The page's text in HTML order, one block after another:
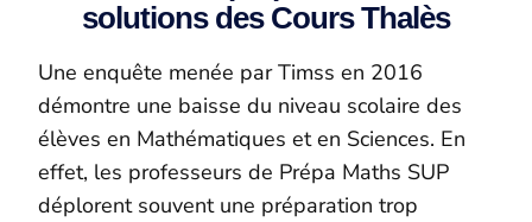
solutions des Cours Thalès
Une enquête menée par Timss en 2016
démontre une baisse du niveau scolaire des
élèves en Mathématiques et en Sciences. En
effet, les professeurs de Prépa Maths SUP
déplorent souvent une préparation trop